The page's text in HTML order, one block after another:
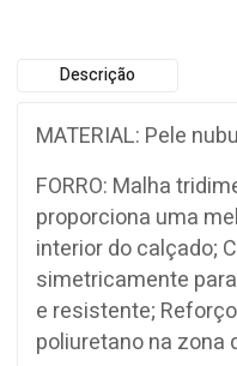
Descrição
MATERIAL: Pele
FORRO: Malha
proporciona uma
interior do calçado;
simetricamente
e resistente;
poliuretano na zona